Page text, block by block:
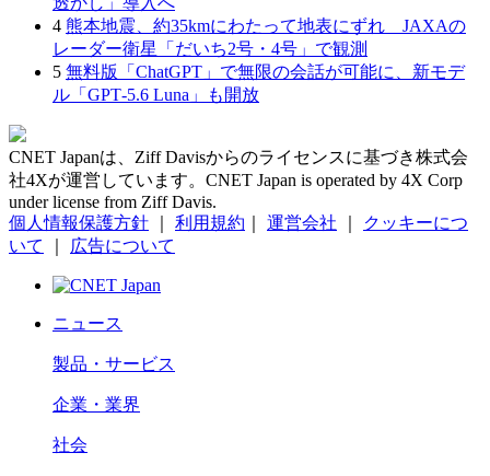
4 熊本地震、約35kmにわたって地表にずれ JAXAの
レーダー衛星「だいち2号・4号」で観測
5 無料版「ChatGPT」で無限の会話が可能に、新モデ
ル「GPT‑5.6 Luna」も開放
CNET Japanは、Ziff Davisからのライセンスに基づき株式会
社4Xが運営しています。CNET Japan is operated by 4X Corp
under license from Ziff Davis.
個人情報保護方針
利用規約 運営会社
クッキーにつ
いて
広告について
ニュース
製品・サービス
企業・業界
社会